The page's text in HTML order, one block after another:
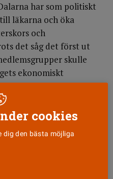
har som politiskt
läkarna och öka
och
det såg det först ut
skulle
ekonomiskt
ett öre” och tänkte
för att få ut så mycket
Vårdförbundet
andra avdelningar
cookies
dig den bästa möjliga